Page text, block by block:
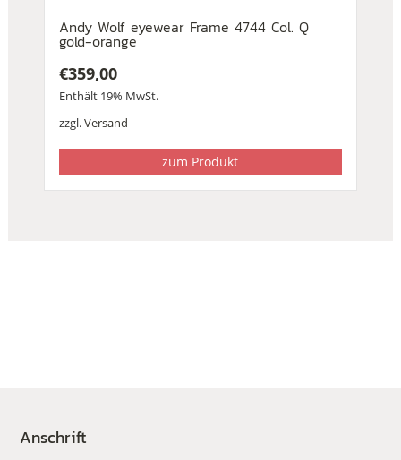
Andy Wolf eyewear Frame 4744 Col. Q
gold-orange
€359,00
Enthält 19% MwSt.
zzgl.Versand
zum Produkt
Anschrift